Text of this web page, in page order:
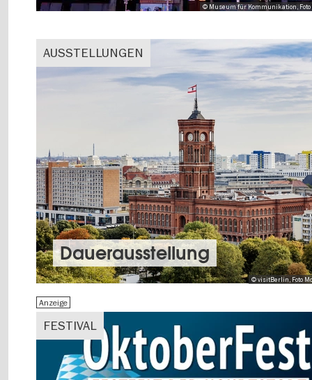
© Museum für Kommunikation,
AUSSTELLUNGEN
© visitBerlin, Foto
Dauer­aus­stel­lung
FESTIVAL
Anzeige